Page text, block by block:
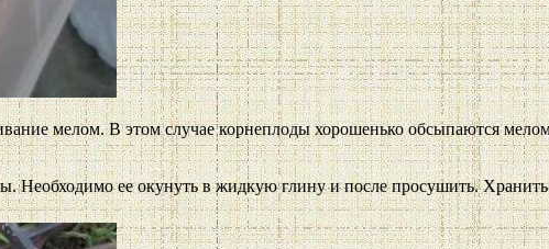
мелом. В этом случае корнеплоды хорошенько обсыпаются
Необходимо ее окунуть в жидкую глину и после просушить.